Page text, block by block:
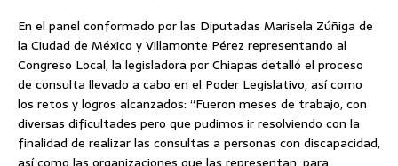
En el panel conformado por las Diputadas Marisela Zúñiga de
la Ciudad de México y Villamonte Pérez representando al
Congreso Local, la legisladora por Chiapas detalló el proceso
de consulta llevado a cabo en el Poder Legislativo, así como
los retos y logros alcanzados: “Fueron meses de trabajo, con
diversas dificultades pero que pudimos ir resolviendo con la
finalidad de realizar las consultas a personas con discapacidad,